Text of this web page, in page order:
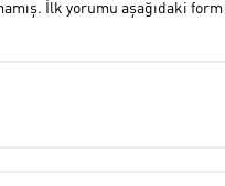
İlk yorumu aşağıdaki